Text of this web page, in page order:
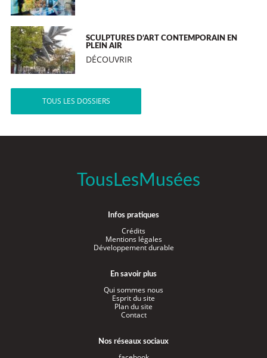
SCULPTURES D’ART CONTEMPORAIN EN
PLEIN AIR
DÉCOUVRIR
TOUS LES DOSSIERS
TousLesMusées
Infos pratiques
Crédits
Mentions légales
Développement durable
En savoir plus
Qui sommes nous
Esprit du site
Plan du site
Contact
Nos réseaux sociaux